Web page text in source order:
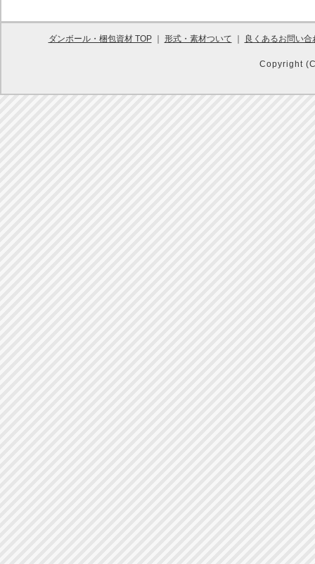
ダンボール・梱包資材 TOP｜ 形式・素材ついて 良くあるお問い合
Copyright